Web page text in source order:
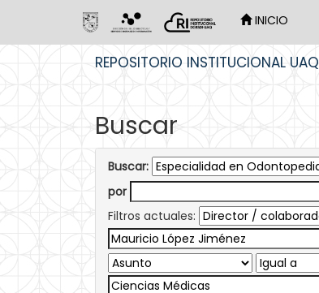
INICIO
REPOSITORIO INSTITUCIONAL UAQ
Buscar
Buscar:
por
Filtros actuales: